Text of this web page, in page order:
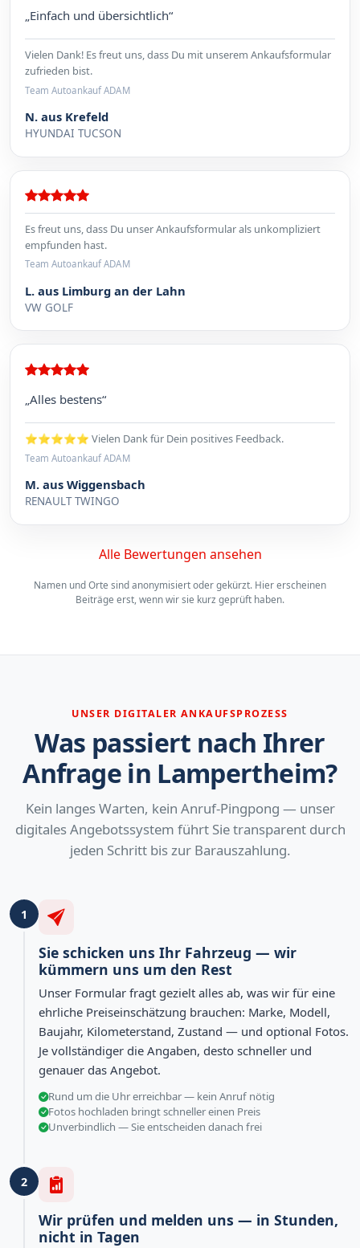
„Einfach und übersichtlich“
Vielen Dank! Es freut uns, dass Du mit unserem Ankaufsformular
zufrieden bist.
Team Autoankauf ADAM
N. aus Krefeld
HYUNDAI TUCSON
Es freut uns, dass Du unser Ankaufsformular als unkompliziert
empfunden hast.
Team Autoankauf ADAM
L. aus Limburg an der Lahn
VW GOLF
„Alles bestens“
⭐⭐⭐⭐⭐ Vielen Dank für Dein positives Feedback.
Team Autoankauf ADAM
M. aus Wiggensbach
RENAULT TWINGO
Alle Bewertungen ansehen
Namen und Orte sind anonymisiert oder gekürzt. Hier erscheinen
Beiträge erst, wenn wir sie kurz geprüft haben.
UNSER DIGITALER ANKAUFSPROZESS
Was passiert nach Ihrer
Anfrage in Lampertheim?
Kein langes Warten, kein Anruf-Pingpong — unser
digitales Angebotssystem führt Sie transparent durch
jeden Schritt bis zur Barauszahlung.
1
Sie schicken uns Ihr Fahrzeug — wir
kümmern uns um den Rest
Unser Formular fragt gezielt alles ab, was wir für eine
ehrliche Preiseinschätzung brauchen: Marke, Modell,
Baujahr, Kilometerstand, Zustand — und optional Fotos.
Je vollständiger die Angaben, desto schneller und
genauer das Angebot.
Rund um die Uhr erreichbar — kein Anruf nötig
Fotos hochladen bringt schneller einen Preis
Unverbindlich — Sie entscheiden danach frei
2
Wir prüfen und melden uns — in Stunden,
nicht in Tagen